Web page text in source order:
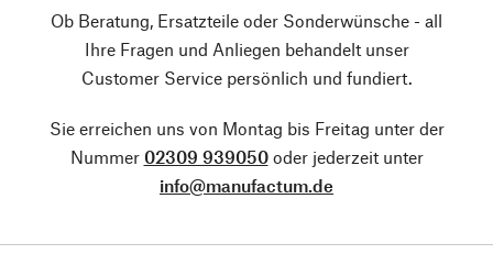
Ob Beratung, Ersatzteile oder Sonderwünsche - all
Ihre Fragen und Anliegen behandelt unser
Customer Service persönlich und fundiert.
Sie erreichen uns von Montag bis Freitag unter der
Nummer 02309 939050oder jederzeit unter
info@manufactum.de